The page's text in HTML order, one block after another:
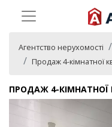
Агентство нерухомості
Продаж 4-кімнатної
ПРОДАЖ 4-